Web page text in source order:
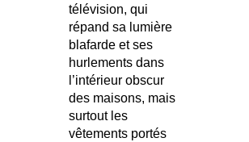
télévision, qui
répand sa lumière
blafarde et ses
hurlements dans
l’intérieur obscur
des maisons, mais
surtout les
vêtements portés